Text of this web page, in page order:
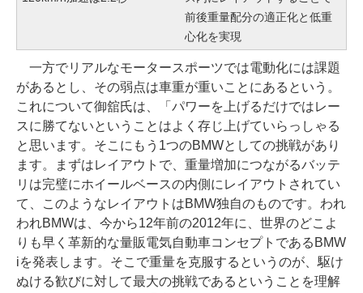
前後重量配分の適正化と低重
心化を実現
一方でリアルなモータースポーツでは電動化には課題
があるとし、その弱点は車重が重いことにあるという。
これについて御舘氏は、「パワーを上げるだけではレー
スに勝てないということはよく存じ上げていらっしゃる
と思います。そこにもう1つのBMWとしての挑戦があり
ます。まずはレイアウトで、重量増加につながるバッテ
リは完璧にホイールベースの内側にレイアウトされてい
て、このようなレイアウトはBMW独自のものです。われ
われBMWは、今から12年前の2012年に、世界のどこよ
りも早く革新的な量販電気自動車コンセプトであるBMW
iを発表します。そこで重量を克服するというのが、駆け
ぬける歓びに対して最大の挑戦であるということを理解